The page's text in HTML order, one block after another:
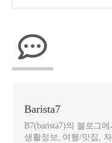
Barista7
B7(barista7)의 블로그
생활정보, 여행/맛집,